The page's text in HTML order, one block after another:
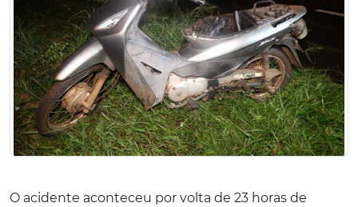
O acidente aconteceu por volta de 23 horas de